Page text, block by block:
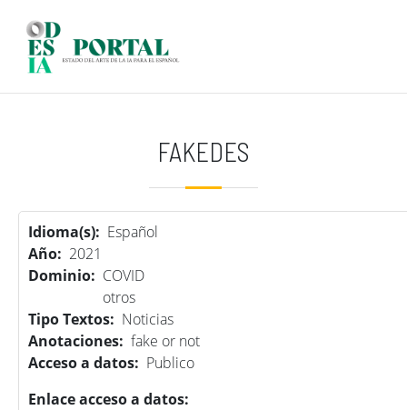
FAKEDES
Idioma(s)
Español
Año
2021
Dominio
COVID
otros
Tipo Textos
Noticias
Anotaciones fake or not
Acceso a datos
Publico
Enlace acceso a datos